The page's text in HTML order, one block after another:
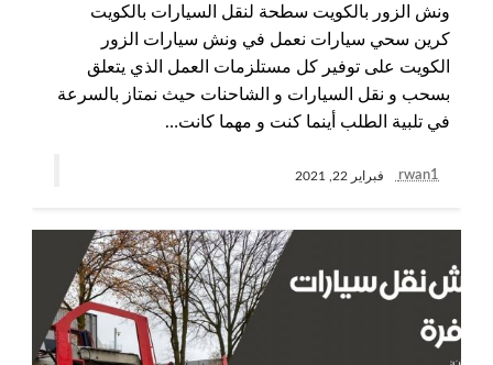
ونش الزور بالكويت سطحة لنقل السيارات بالكويت
كرين سحي سيارات نعمل في ونش سيارات الزور
الكويت على توفير كل مستلزمات العمل الذي يتعلق
بسحب و نقل السيارات و الشاحنات حيث نمتاز بالسرعة
في تلبية الطلب أينما كنت و مهما كانت…
rwan1 فبراير 22, 2021